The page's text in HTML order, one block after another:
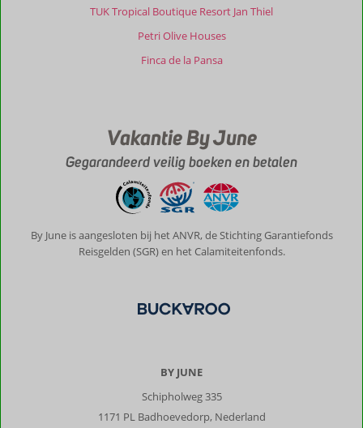
TUK Tropical Boutique Resort Jan Thiel
Petri Olive Houses
Finca de la Pansa
Vakantie By June
Gegarandeerd veilig boeken en betalen
By June is aangesloten bij het ANVR, de Stichting Garantiefonds
Reisgelden (SGR) en het Calamiteitenfonds.
BY JUNE
Schipholweg 335
1171 PL Badhoevedorp, Nederland